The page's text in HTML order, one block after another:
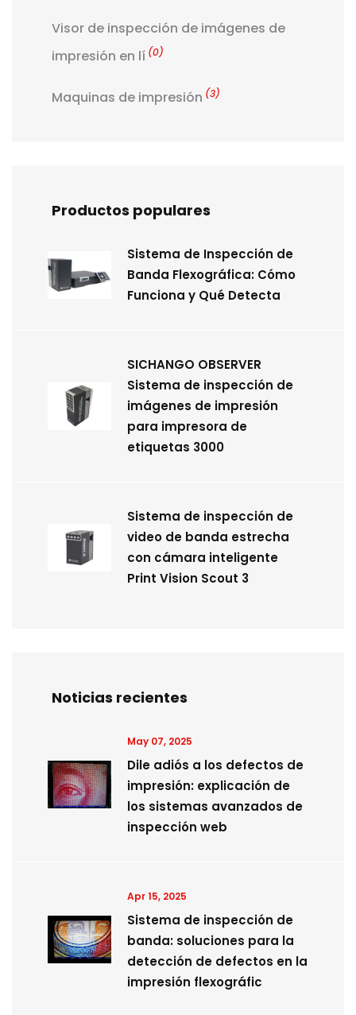
Visor de inspección de imágenes de
impresión en lí (0)
Maquinas de impresión (3)
Productos populares
Sistema de Inspección de
Banda Flexográfica: Cómo
Funciona y Qué Detecta
SICHANGO OBSERVER
Sistema de inspección de
imágenes de impresión
para impresora de
etiquetas 3000
Sistema de inspección de
video de banda estrecha
con cámara inteligente
Print Vision Scout 3
Noticias recientes
May 07, 2025
Dile adiós a los defectos de
impresión: explicación de
los sistemas avanzados de
inspección web
Apr 15, 2025
Sistema de inspección de
banda: soluciones para la
detección de defectos en la
impresión flexográfic